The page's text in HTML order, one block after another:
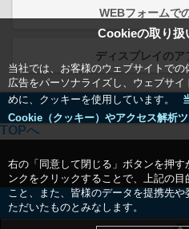
Cookieの取り扱
当社では、お客様のウェブサイトで
広告をパーソナライズし、ウェブサ
めに、クッキーを使用しています。
Cookie（クッキー）やアクセス解析
右の「同意して閉じる」ボタンを押す
ンクをクリックすることで、上記の
こと、また、皆様のデータを提携先
ただいたものとみなします。
WEBフォームで
ディスプレイのア
TOPへ